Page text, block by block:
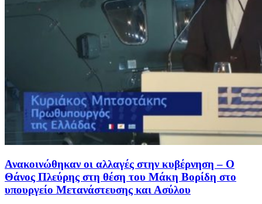
Ανακοινώθηκαν οι αλλαγές στην κυβέρνηση – Ο
Θάνος Πλεύρης στη θέση του Μάκη Βορίδη στο
υπουργείο Μετανάστευσης και Ασύλου